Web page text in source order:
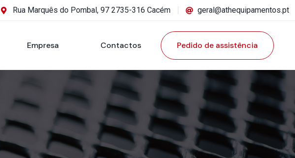
Rua Marquês do Pombal, 97 2735-316 Cacém geral@athequipamentos.pt
Empresa Contactos Pedido de assistência